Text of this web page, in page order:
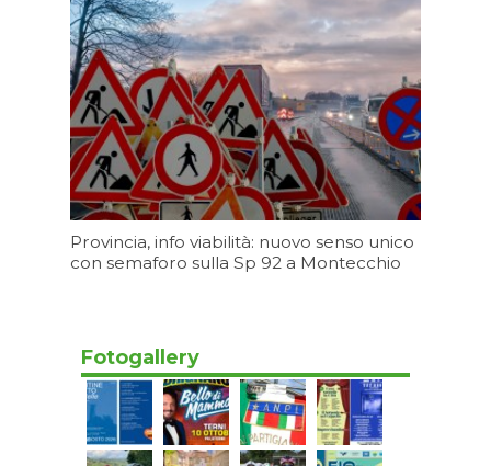
Provincia, info viabilità: nuovo senso unico
con semaforo sulla Sp 92 a Montecchio
Fotogallery